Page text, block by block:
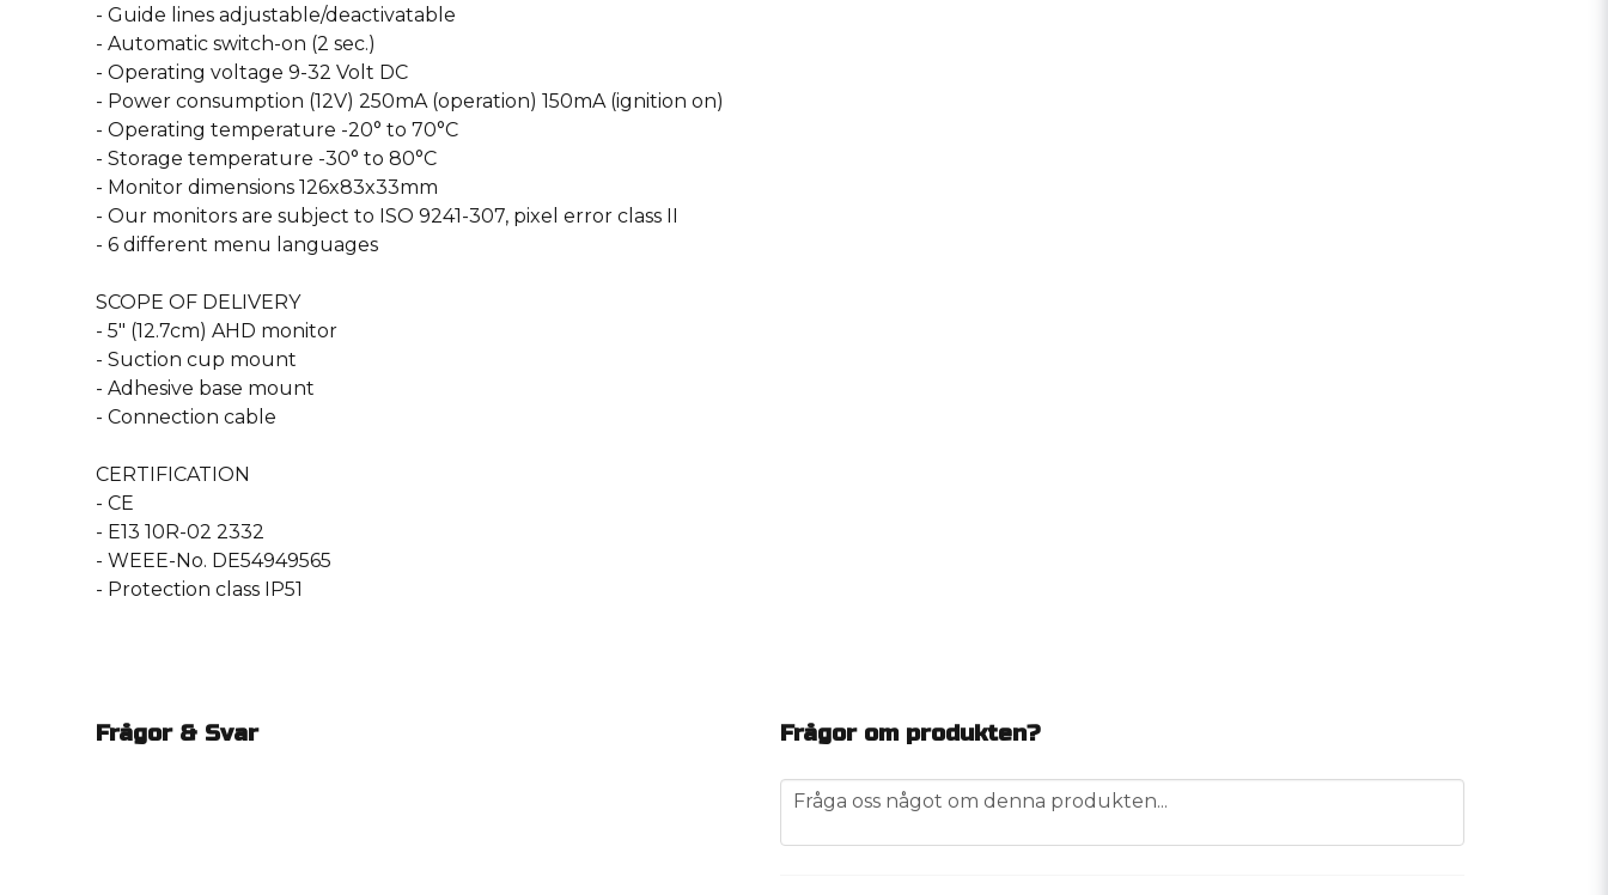
- Guide lines adjustable/deactivatable
- Automatic switch-on (2 sec.)
- Operating voltage 9-32 Volt DC
- Power consumption (12V) 250mA (operation) 150mA (ignition on)
- Operating temperature -20° to 70°C
- Storage temperature -30° to 80°C
- Monitor dimensions 126x83x33mm
- Our monitors are subject to ISO 9241-307, pixel error class II
- 6 different menu languages
SCOPE OF DELIVERY
- 5″ (12.7cm) AHD monitor
- Suction cup mount
- Adhesive base mount
- Connection cable
CERTIFICATION
- CE
- E13 10R-02 2332
- WEEE-No. DE54949565
- Protection class IP51
Frågor & Svar Frågor om produkten?
question
Fråga oss något om denna produkten...